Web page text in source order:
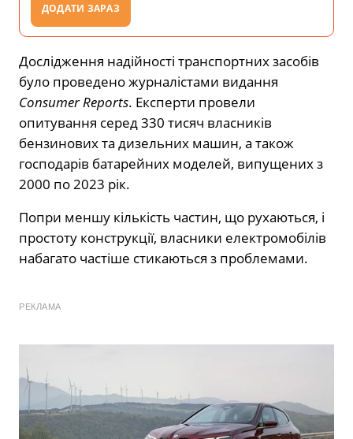
ДОДАТИ ЗАРАЗ
Дослідження надійності транспортних засобів
було проведено журналістами видання
Consumer Reports. Експерти провели
опитування серед 330 тисяч власників
бензинових та дизельних машин, а також
господарів батарейних моделей, випущених з
2000 по 2023 рік.
Попри меншу кількість частин, що рухаються, і
простоту конструкції, власники електромобілів
набагато частіше стикаються з проблемами.
РЕКЛАМА